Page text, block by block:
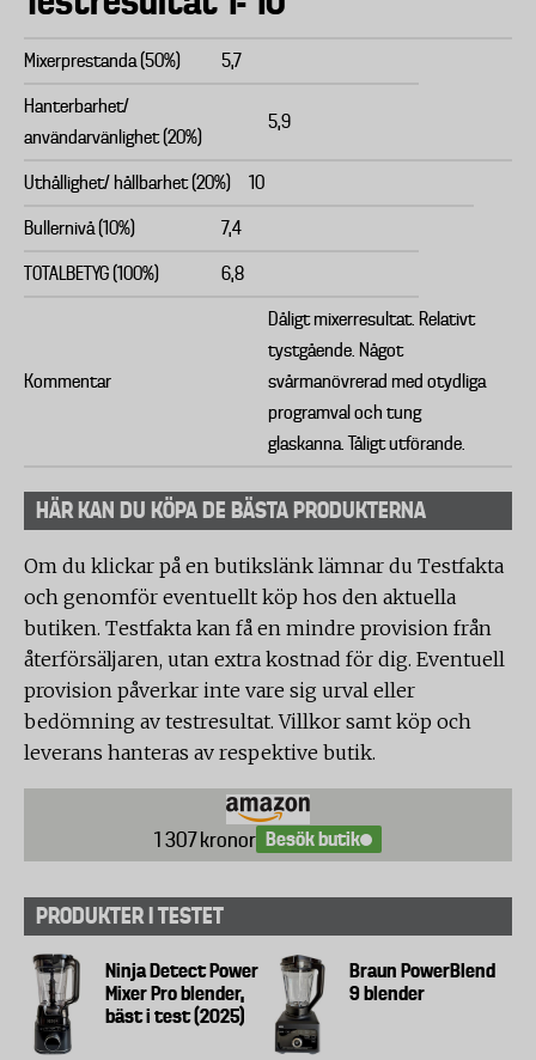
Mixerprestanda (50%) 5,7
Hanterbarhet/
användarvänlighet (20%)
5,9
Uthållighet/ hållbarhet (20%) 10
Bullernivå (10%) 7,4
TOTALBETYG (100%) 6,8
Kommentar
Dåligt mixerresultat. Relativt
tystgående. Något
svårmanövrerad med otydliga
programval och tung
glaskanna. Tåligt utförande.
HÄR KAN DU KÖPA DE BÄSTA PRODUKTERNA
Om du klickar på en butikslänk lämnar du Testfakta
och genomför eventuellt köp hos den aktuella
butiken. Testfakta kan få en mindre provision från
återförsäljaren, utan extra kostnad för dig. Eventuell
provision påverkar inte vare sig urval eller
bedömning av testresultat. Villkor samt köp och
leverans hanteras av respektive butik.
1 307 kronor Besök butik
PRODUKTER I TESTET
Ninja Detect Power
Mixer Pro blender,
bäst i test (2025)
Braun PowerBlend
9 blender